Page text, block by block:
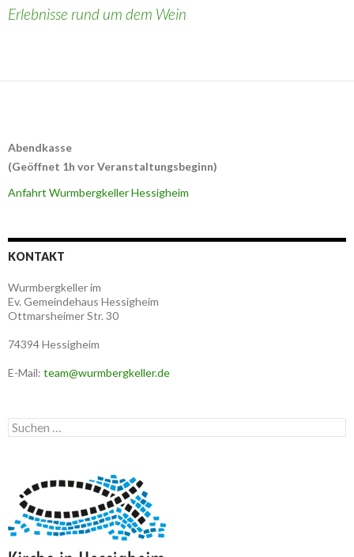
Erlebnisse rund um dem Wein
Abendkasse
(Geöffnet 1h vor Veranstaltungsbeginn)
Anfahrt Wurmbergkeller Hessigheim
KONTAKT
Wurmbergkeller im
Ev. Gemeindehaus Hessigheim
Ottmarsheimer Str. 30
74394 Hessigheim
E-Mail: team@wurmbergkeller.de
Suchen
nach: